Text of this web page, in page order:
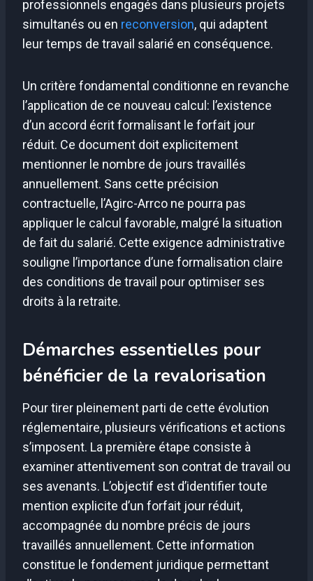
professionnels engagés dans plusieurs projets
simultanés ou en reconversion, qui adaptent
leur temps de travail salarié en conséquence.
Un critère fondamental conditionne en revanche
l’application de ce nouveau calcul: l’existence
d’un accord écrit formalisant le forfait jour
réduit. Ce document doit explicitement
mentionner le nombre de jours travaillés
annuellement. Sans cette précision
contractuelle, l’Agirc-Arrco ne pourra pas
appliquer le calcul favorable, malgré la situation
de fait du salarié. Cette exigence administrative
souligne l’importance d’une formalisation claire
des conditions de travail pour optimiser ses
droits à la retraite.
Démarches essentielles pour
bénéficier de la revalorisation
Pour tirer pleinement parti de cette évolution
réglementaire, plusieurs vérifications et actions
s’imposent. La première étape consiste à
examiner attentivement son contrat de travail ou
ses avenants. L’objectif est d’identifier toute
mention explicite d’un forfait jour réduit,
accompagnée du nombre précis de jours
travaillés annuellement. Cette information
constitue le fondement juridique permettant